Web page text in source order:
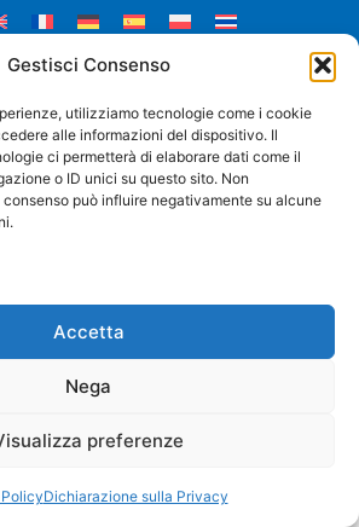
Gestisci Consenso
utilizziamo tecnologie come i cookie
alle informazioni del dispositivo. Il
ci permetterà di elaborare dati come il
o ID unici su questo sito. Non
può influire negativamente su alcune
Accetta
Nega
preferenze
Dichiarazione sulla Privacy
Disconoscimento
protetto da: